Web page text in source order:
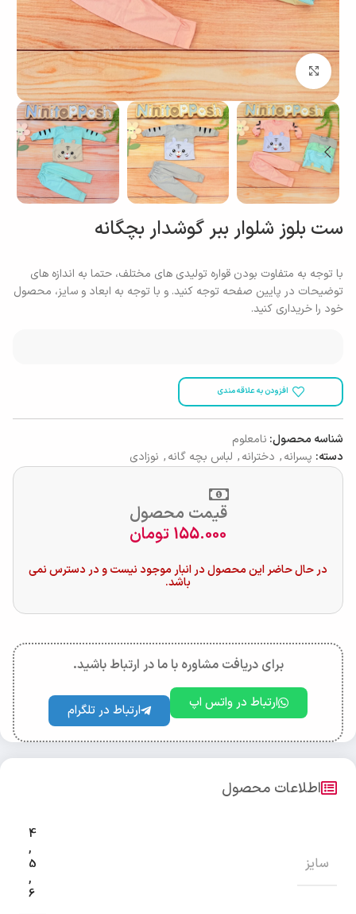
بزرگنمایی تصویر
ست بلوز شلوار ببر گوشدار بچگانه
با توجه به متفاوت بودن قواره تولیدی های مختلف، حتما به اندازه های
توضیحات در پایین صفحه توجه کنید. و با توجه به ابعاد و سایز، محصول
خود را خریداری کنید.
افزودن به علاقه مندی
شناسه محصول: نامعلوم
دسته: پسرانه, دخترانه, لباس بچه گانه, نوزادی
قیمت محصول
155.000 تومان
در حال حاضر این محصول در انبار موجود نیست و در دسترس نمی
باشد.
برای دریافت مشاوره با ما در ارتباط باشید.
ارتباط در واتس اپ ارتباط در تلگرام
اطلاعات محصول
سایز
4
,
5
,
6